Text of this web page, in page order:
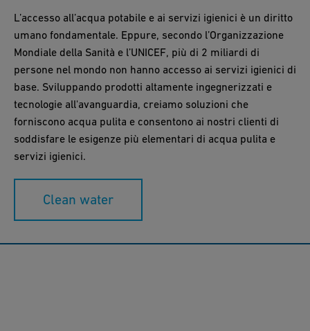
L’accesso all’acqua potabile e ai servizi igienici è un diritto
umano fondamentale. Eppure, secondo l’Organizzazione
Mondiale della Sanità e l’UNICEF, più di 2 miliardi di
persone nel mondo non hanno accesso ai servizi igienici di
base. Sviluppando prodotti altamente ingegnerizzati e
tecnologie all'avanguardia, creiamo soluzioni che
forniscono acqua pulita e consentono ai nostri clienti di
soddisfare le esigenze più elementari di acqua pulita e
servizi igienici.
Clean water